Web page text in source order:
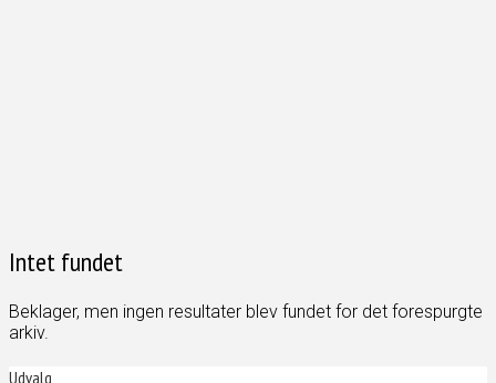
Intet fundet
Beklager, men ingen resultater blev fundet for det forespurgte
arkiv.
Udvalg